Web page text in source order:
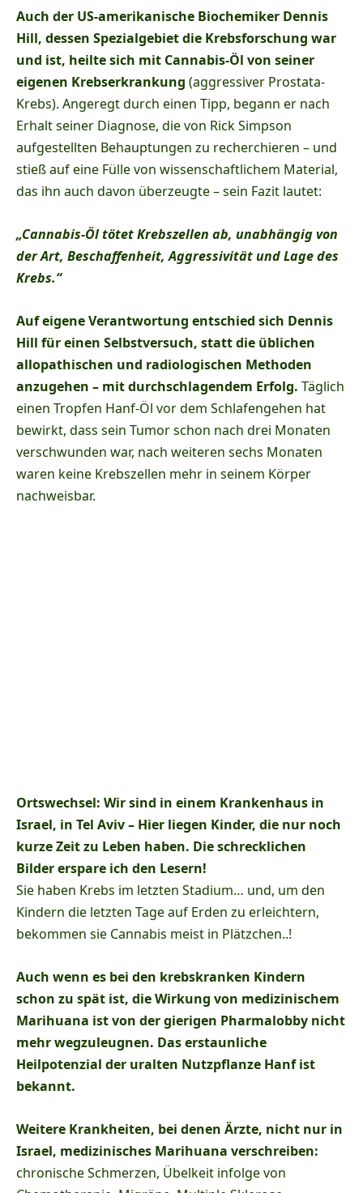
Auch der US-amerikanische Biochemiker Dennis
Hill, dessen Spezialgebiet die Krebsforschung war
und ist, heilte sich mit Cannabis-Öl von seiner
eigenen Krebserkrankung (aggressiver Prostata-
Krebs). Angeregt durch einen Tipp, begann er nach
Erhalt seiner Diagnose, die von Rick Simpson
aufgestellten Behauptungen zu recherchieren – und
stieß auf eine Fülle von wissenschaftlichem Material,
das ihn auch davon überzeugte – sein Fazit lautet:
„Cannabis-Öl tötet Krebszellen ab, unabhängig von
der Art, Beschaffenheit, Aggressivität und Lage des
Krebs.“
Auf eigene Verantwortung entschied sich Dennis
Hill für einen Selbstversuch, statt die üblichen
allopathischen und radiologischen Methoden
anzugehen – mit durchschlagendem Erfolg. Täglich
einen Tropfen Hanf-Öl vor dem Schlafengehen hat
bewirkt, dass sein Tumor schon nach drei Monaten
verschwunden war, nach weiteren sechs Monaten
waren keine Krebszellen mehr in seinem Körper
nachweisbar.
Ortswechsel: Wir sind in einem Krankenhaus in
Israel, in Tel Aviv – Hier liegen Kinder, die nur noch
kurze Zeit zu Leben haben. Die schrecklichen
Bilder erspare ich den Lesern!
Sie haben Krebs im letzten Stadium… und, um den
Kindern die letzten Tage auf Erden zu erleichtern,
bekommen sie Cannabis meist in Plätzchen..!
Auch wenn es bei den krebskranken Kindern
schon zu spät ist, die Wirkung von medizinischem
Marihuana ist von der gierigen Pharmalobby nicht
mehr wegzuleugnen. Das erstaunliche
Heilpotenzial der uralten Nutzpflanze Hanf ist
bekannt.
Weitere Krankheiten, bei denen Ärzte, nicht nur in
Israel, medizinisches Marihuana verschreiben:
chronische Schmerzen, Übelkeit infolge von